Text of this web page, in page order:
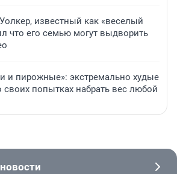
известный как «веселый
что его семью могут выдворить
и пирожные»: экстремально худые
попытках набрать вес любой